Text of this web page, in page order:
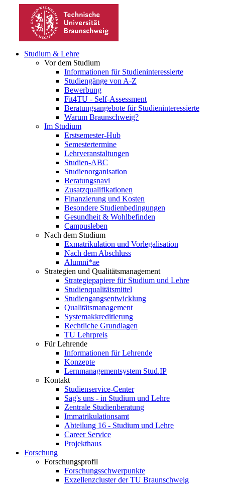
Studium & Lehre
Vor dem Studium
Informationen für Studieninteressierte
Studiengänge von A-Z
Bewerbung
Fit4TU - Self-Assessment
Beratungsangebote für Studieninteressierte
Warum Braunschweig?
Im Studium
Erstsemester-Hub
Semestertermine
Lehrveranstaltungen
Studien-ABC
Studienorganisation
Beratungsnavi
Zusatzqualifikationen
Finanzierung und Kosten
Besondere Studienbedingungen
Gesundheit & Wohlbefinden
Campusleben
Nach dem Studium
Exmatrikulation und Vorlegalisation
Nach dem Abschluss
Alumni*ae
Strategien und Qualitätsmanagement
Strategiepapiere für Studium und Lehre
Studienqualitätsmittel
Studiengangsentwicklung
Qualitätsmanagement
Systemakkreditierung
Rechtliche Grundlagen
TU Lehrpreis
Für Lehrende
Informationen für Lehrende
Konzepte
Lernmanagementsystem Stud.IP
Kontakt
Studienservice-Center
Sag's uns - in Studium und Lehre
Zentrale Studienberatung
Immatrikulationsamt
Abteilung 16 - Studium und Lehre
Career Service
Projekthaus
Forschung
Forschungsprofil
Forschungsschwerpunkte
Exzellenzcluster der TU Braunschweig